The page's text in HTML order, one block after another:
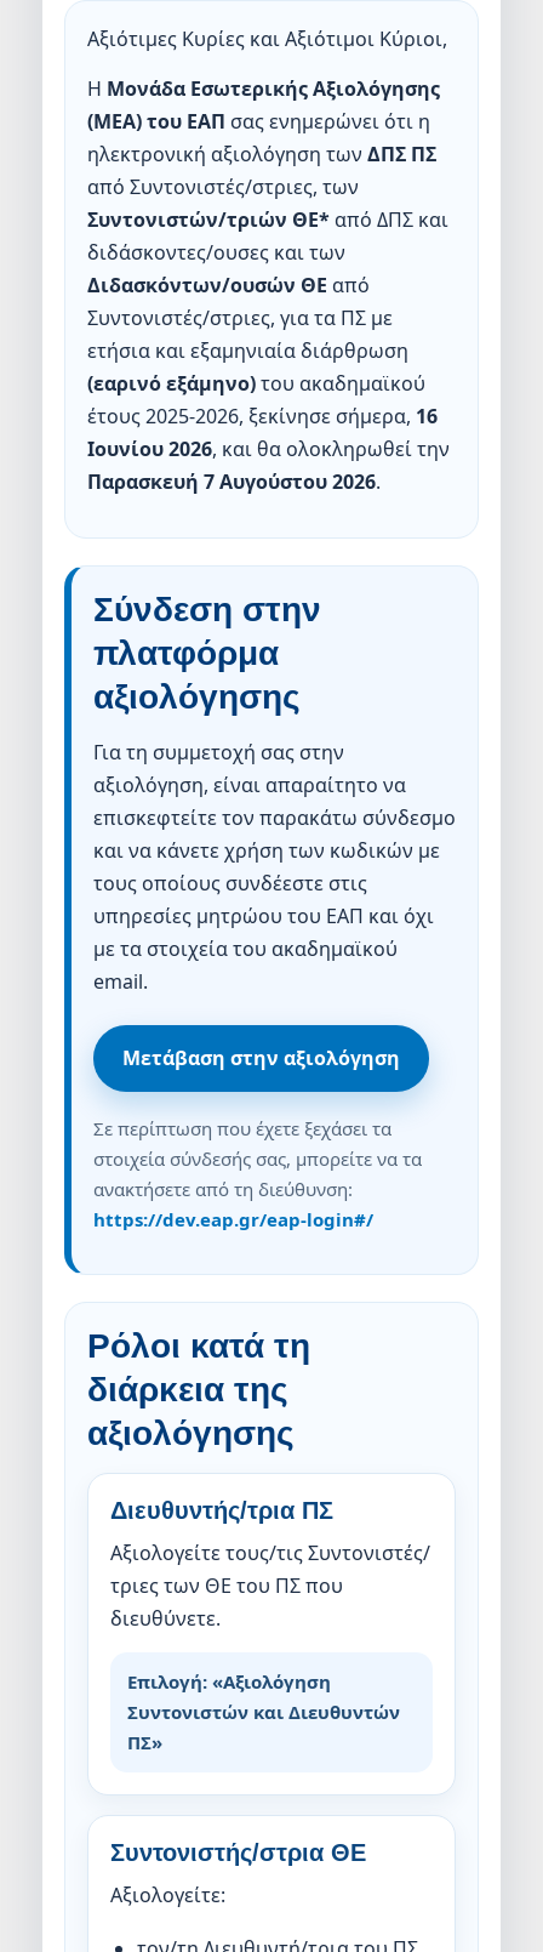
Αξιότιμες Κυρίες και Αξιότιμοι Κύριοι,
Η Μονάδα Εσωτερικής Αξιολόγησης
(ΜΕΑ) του ΕΑΠ σας ενημερώνει ότι η
ηλεκτρονική αξιολόγηση των ΔΠΣ ΠΣ
από Συντονιστές/στριες, των
Συντονιστών/τριών ΘΕ*από ΔΠΣ και
διδάσκοντες/ουσες και των
Διδασκόντων/ουσών ΘΕ από
Συντονιστές/στριες, για τα ΠΣ με
ετήσια και εξαμηνιαία διάρθρωση
(εαρινό εξάμηνο)του ακαδημαϊκού
έτους 2025-2026, ξεκίνησε σήμερα, 16
Ιουνίου 2026, και θα ολοκληρωθεί την
Παρασκευή 7 Αυγούστου 2026.
Σύνδεση στην
πλατφόρμα
αξιολόγησης
Για τη συμμετοχή σας στην
αξιολόγηση, είναι απαραίτητο να
επισκεφτείτε τον παρακάτω σύνδεσμο
και να κάνετε χρήση των κωδικών με
τους οποίους συνδέεστε στις
υπηρεσίες μητρώου του ΕΑΠ και όχι
με τα στοιχεία του ακαδημαϊκού
email.
Μετάβαση στην αξιολόγηση
Σε περίπτωση που έχετε ξεχάσει τα
στοιχεία σύνδεσής σας, μπορείτε να τα
ανακτήσετε από τη διεύθυνση:
https://dev.eap.gr/eap-login#/
Ρόλοι κατά τη
διάρκεια της
αξιολόγησης
Διευθυντής/τρια ΠΣ
Αξιολογείτε τους/τις Συντονιστές/
τριες των ΘΕ του ΠΣ που
διευθύνετε.
Επιλογή: «Αξιολόγηση
Συντονιστών και Διευθυντών
ΠΣ»
Συντονιστής/στρια ΘΕ
Αξιολογείτε: